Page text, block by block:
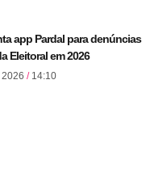
app Pardal para denúncias
Eleitoral em 2026
14:10